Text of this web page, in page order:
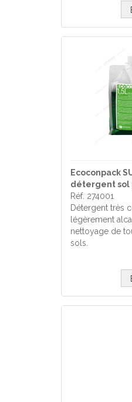
Ecoconpack
détergent sol
Réf. 274001
Détergent très
légèrement
nettoyage de
sols.